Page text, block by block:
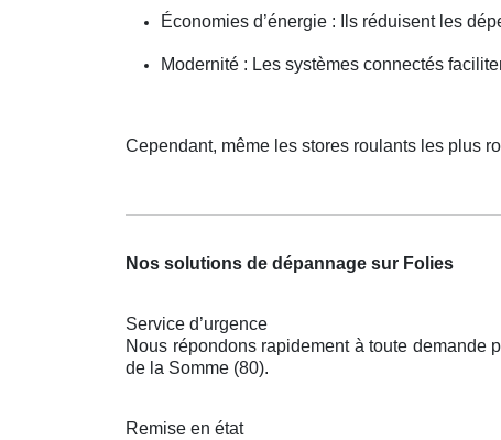
Économies d’énergie : Ils réduisent les
Modernité : Les systèmes connectés
Cependant, même les stores roulants les plus
Nos solutions de dépannage sur Folies
Service d’urgence
Nous répondons rapidement à toute demande
de la Somme (80).
Remise en état